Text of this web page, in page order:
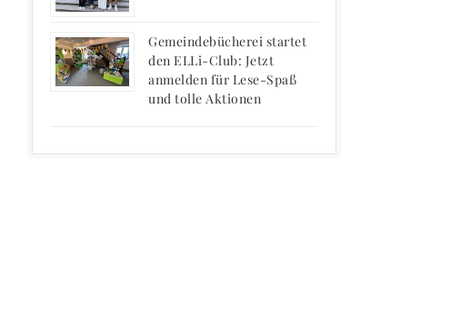
Gemeindebücherei startet
den ELLi-Club: Jetzt
anmelden für Lese-Spaß
und tolle Aktionen